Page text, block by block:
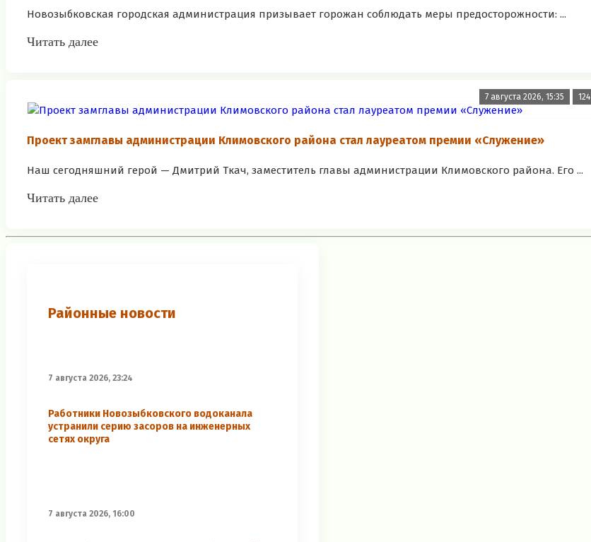
Новозыбковская городская администрация призывает горожан соблюдать меры предосторожности: ...
Читать далее
7 августа 2026, 15:35 124
Проект замглавы администрации Климовского района стал лауреатом премии «Служение»
Наш сегодняшний герой — Дмитрий Ткач, заместитель главы администрации Климовского района. Его ...
Читать далее
Районные новости
7 августа 2026, 23:24
Работники Новозыбковского водоканала
устранили серию засоров на инженерных
сетях округа
7 августа 2026, 16:00